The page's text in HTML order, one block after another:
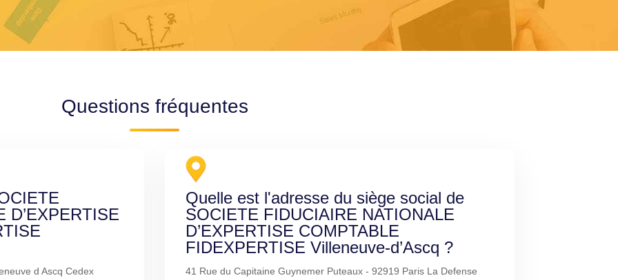
Questions fréquentes
D’EXPERTISE
d Ascq Cedex
Quelle est l'adresse du siège social de
SOCIETE FIDUCIAIRE NATIONALE
D’EXPERTISE COMPTABLE
FIDEXPERTISE Villeneuve-d’Ascq ?
41 Rue du Capitaine Guynemer Puteaux - 92919 Paris La Defense